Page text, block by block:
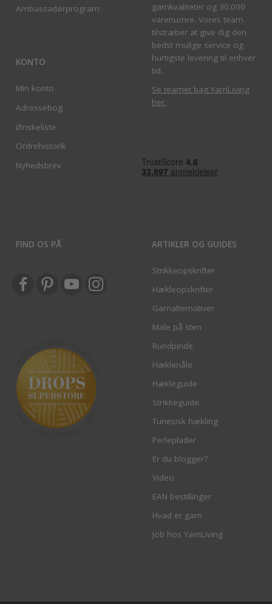
Ambassadørprogram
KONTO
Min konto
Adressebog
Ønskeliste
Ordrehistorik
Nyhedsbrev
garnkvaliteter og 30.000
varenumre. Vores team
tilstræber at give dig den
bedst mulige service og
hurtigste levering til enhver
tid.
Se teamet bag YarnLiving
her.
FIND OS PÅ ARTIKLER OG GUIDES
Strikkeopskrifter
Hækleopskrifter
Garnalternativer
Male på sten
Rundpinde
Hæklenåle
Hækleguide
Strikkeguide
Tunesisk hækling
Perleplader
Er du blogger?
Video
EAN bestillinger
Hvad er garn
Job hos YarnLiving